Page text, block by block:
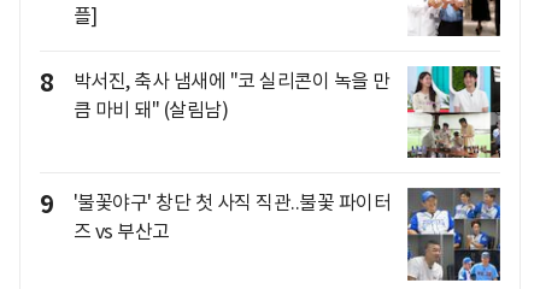
플]
8
박서진, 축사 냄새에 "코 실리콘이 녹을 만
큼 마비 돼" (살림남)
9
'불꽃야구' 창단 첫 사직 직관..불꽃 파이터
즈 vs 부산고